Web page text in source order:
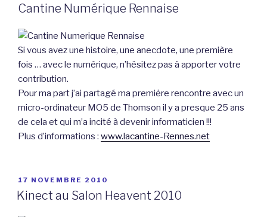
Cantine Numérique Rennaise
Si vous avez une histoire, une anecdote, une première
fois … avec le numérique, n’hésitez pas à apporter votre
contribution.
Pour ma part j’ai partagé ma premiėre rencontre avec un
micro-ordinateur MO5 de Thomson il y a presque 25 ans
de cela et qui m’a incité à devenir informaticien !!!
Plus d’informations : www.lacantine-Rennes.net
PUBLIÉ
LE
17 NOVEMBRE 2010
Kinect au Salon Heavent 2010